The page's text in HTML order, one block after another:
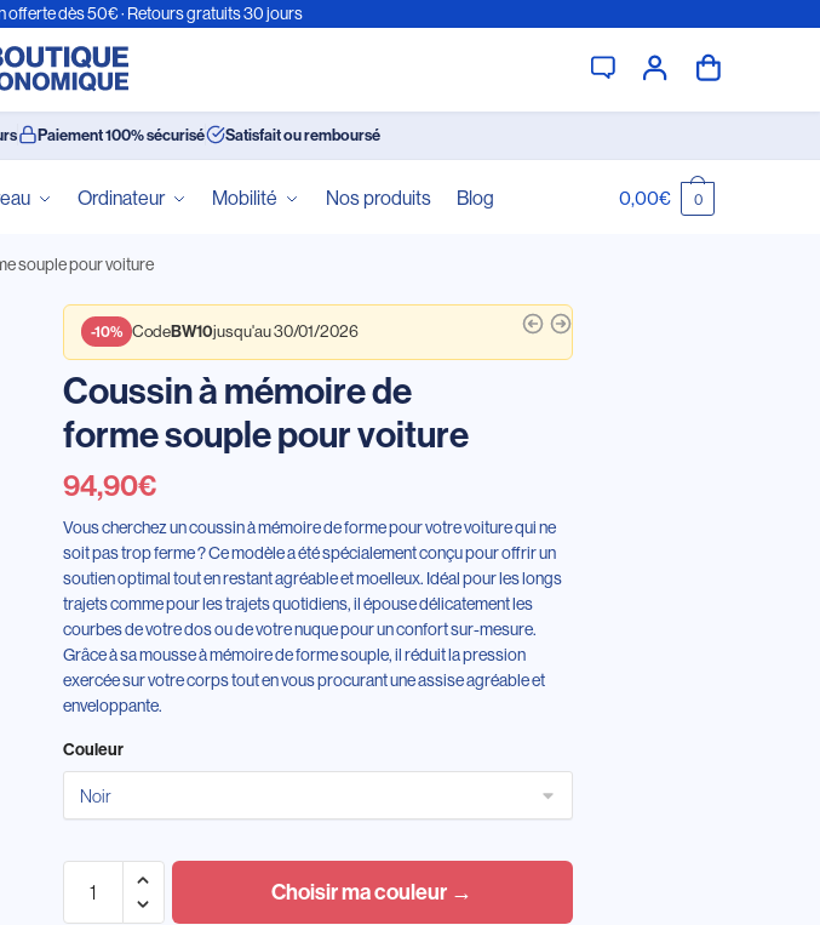
offerte dès 50€ · Retours gratuits 30 jours
Paiement 100% sécurisé Satisfait ou remboursé
Ordinateur Mobilité Nos produits Blog 0,00€ 0
souple pour voiture
-10% CodeBW10jusqu'au 30/01/2026
Coussin à mémoire de
forme souple pour voiture
94,90€
Vous cherchez un coussin à mémoire de forme pour votre voiture qui ne
soit pas trop ferme ? Ce modèle a été spécialement conçu pour offrir un
soutien optimal tout en restant agréable et moelleux. Idéal pour les longs
trajets comme pour les trajets quotidiens, il épouse délicatement les
courbes de votre dos ou de votre nuque pour un confort sur-mesure.
Grâce à sa mousse à mémoire de forme souple, il réduit la pression
exercée sur votre corps tout en vous procurant une assise agréable et
enveloppante.
Couleur
Choisir ma couleur →